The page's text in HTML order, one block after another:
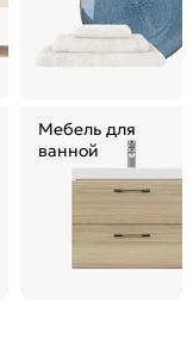
Мебель для
ванной